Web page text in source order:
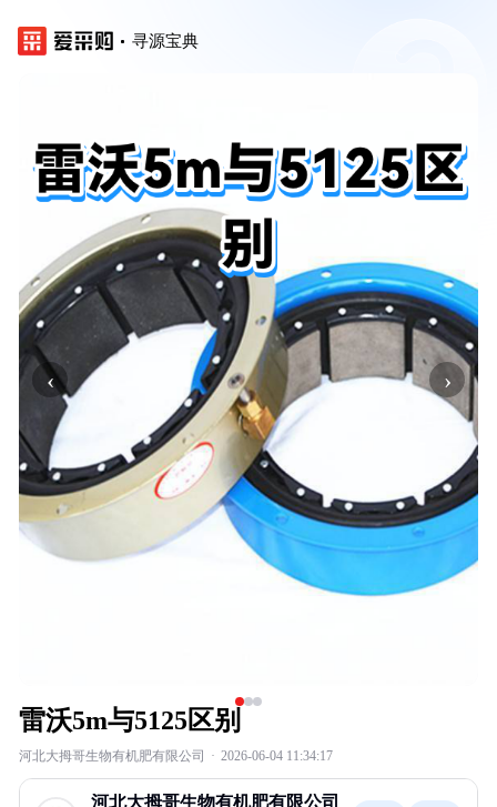
寻源宝典
‹ ›
雷沃5m与5125区别
河北大拇哥生物有机肥有限公司 · 2026-06-04 11:34:17
河北大拇哥生物有机肥有限公司